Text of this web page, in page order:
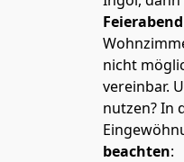
Feierabend
nicht
vereinbar.
nutzen? In
beachten: